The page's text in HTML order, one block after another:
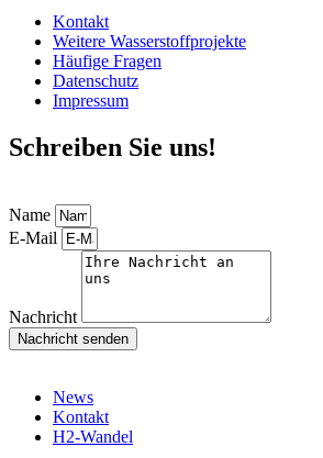
Kontakt
Weitere Wasserstoffprojekte
Häufige Fragen
Datenschutz
Impressum
Schreiben Sie uns!
Name
E-Mail
Nachricht
Nachricht senden
News
Kontakt
H2-Wandel